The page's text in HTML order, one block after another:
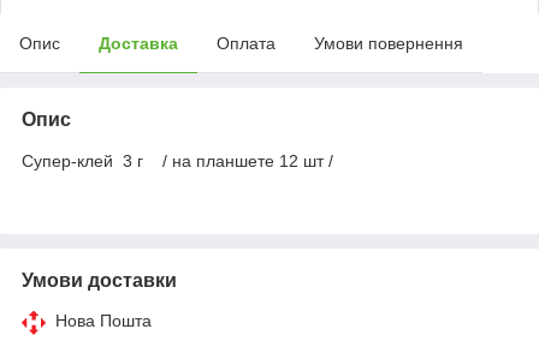
Опис Доставка Оплата Умови повернення
Опис
Супер-клей 3 г / на планшете 12 шт /
Умови доставки
Нова Пошта